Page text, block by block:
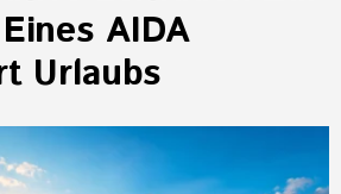
AIDA
Urlaubs